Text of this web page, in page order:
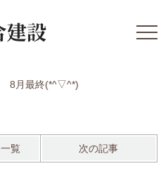
8月最終(*^▽^*)
一覧 次の記事